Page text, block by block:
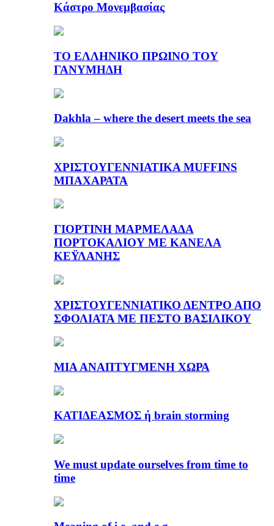
Κάστρο Μονεμβασίας
ΤΟ ΕΛΛΗΝΙΚΟ ΠΡΩΙΝΟ ΤΟΥ
ΓΑΝΥΜΗΔΗ
Dakhla – where the desert meets the sea
ΧΡΙΣΤΟΥΓΕΝΝΙΑΤΙΚΑ MUFFINS
ΜΠΑΧΑΡΑΤΑ
ΓΙΟΡΤΙΝΗ ΜΑΡΜΕΛΑΔΑ
ΠΟΡΤΟΚΑΛΙΟΥ ΜΕ ΚΑΝΕΛΑ
ΚΕΫΛΑΝΗΣ
ΧΡΙΣΤΟΥΓΕΝΝΙΑΤΙΚΟ ΔΕΝΤΡΟ ΑΠΟ
ΣΦΟΛΙΑΤΑ ΜΕ ΠΕΣΤΟ ΒΑΣΙΛΙΚΟΥ
ΜΙΑ ΑΝΑΠΤΥΓΜΕΝΗ ΧΩΡΑ
ΚΑΤΙΔΕΑΣΜΟΣ ή brain storming
We must update ourselves from time to
time